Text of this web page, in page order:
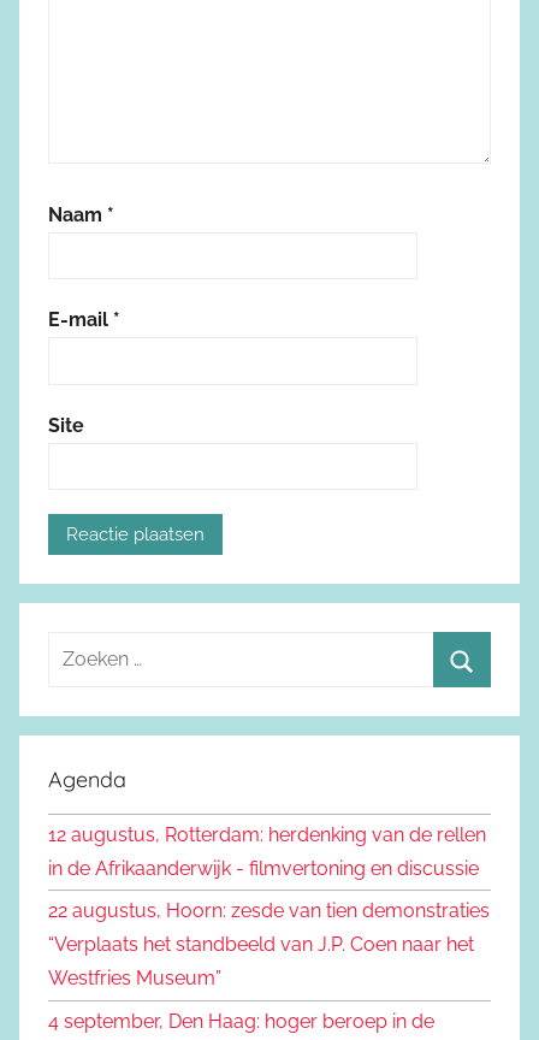
Naam *
E-mail *
Site
e
e
n
a
a
:
o
e
n
Agenda
12 augustus, Rotterdam: herdenking van de rellen
in de Afrikaanderwijk - filmvertoning en discussie
22 augustus, Hoorn: zesde van tien demonstraties
“Verplaats het standbeeld van J.P. Coen naar het
Westfries Museum”
4 september, Den Haag: hoger beroep in de